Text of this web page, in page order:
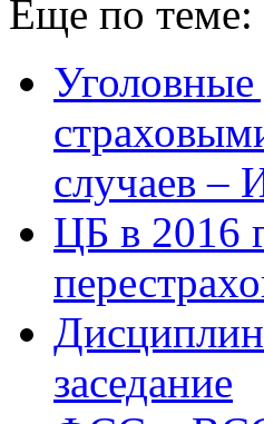
Еще по теме:
случаев –
ЦБ в 2016
заседание